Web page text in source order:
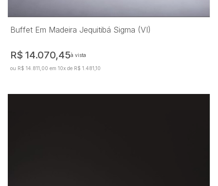
Buffet Em Madeira Jequitibá Sigma (VI)
R$ 14.070,45à vista
ou R$ 14.811,00 em 10x de R$ 1.481,10